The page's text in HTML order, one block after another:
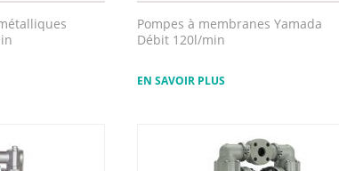
Pompes à membranes Yamada
Débit 120l/min
EN SAVOIR PLUS